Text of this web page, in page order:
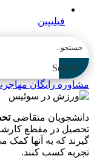
فیلیپین
Search
مشاوره رایگان
دانشجویان متقاضی
تحصیل در مقطع
گیرند که به آنها
تجربه کسب کنند.